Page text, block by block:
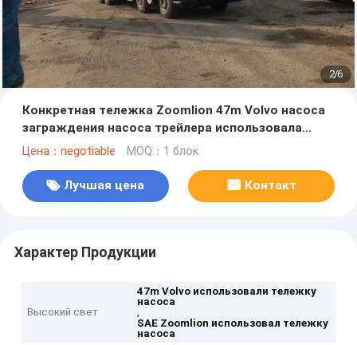
2/6
Конкретная тележка Zoomlion 47m Volvo насоса
заграждения насоса трейлера использовала
тележку насоса
Цена：negotiable MOQ：1 блок
Лучшая цена Контакт
Характер Продукции
Высокий свет
47m Volvo использовали тележку
насоса
,
SAE Zoomlion использовал тележку
насоса